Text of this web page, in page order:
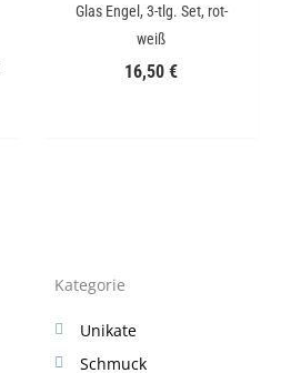
Glas Engel, 3-tlg. Set, rot-
weiß
16,50 €
Kategorie
Unikate
Schmuck